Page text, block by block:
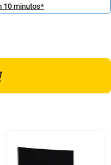
10 minutos*